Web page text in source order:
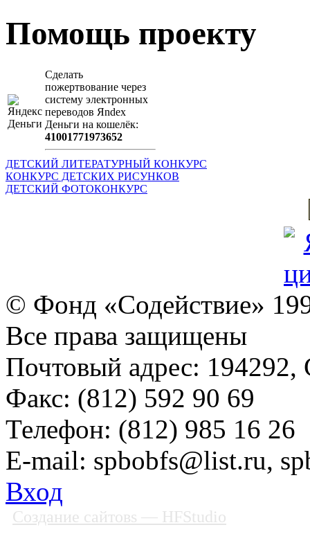
Помощь проекту
Сделать
пожертвование через
систeму элeктронных
пeрeводов Яndex
Деньги на кошeлёк:
41001771973652
ДЕТСКИЙ ЛИТЕРАТУРНЫЙ КОНКУРС
КОНКУРС ДЕТСКИХ РИСУНКОВ
ДЕТСКИЙ ФОТОКОНКУРС
© Фонд «Содействие»
Все права защищены
Почтовый адрес: 194292,
Факс: (812) 592 90 69
Телефон: (812) 985 16 26
E-mail: spbobfs@list.ru,
Вход
Создание сайтовs — HFStudio